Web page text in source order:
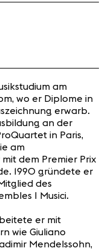
am
wo er Diplome in
erwarb.
an der
in Paris,
am
dem Premier Prix
1990 gründete er
des
I Musici.
er mit
wie Giuliano
Mendelssohn,